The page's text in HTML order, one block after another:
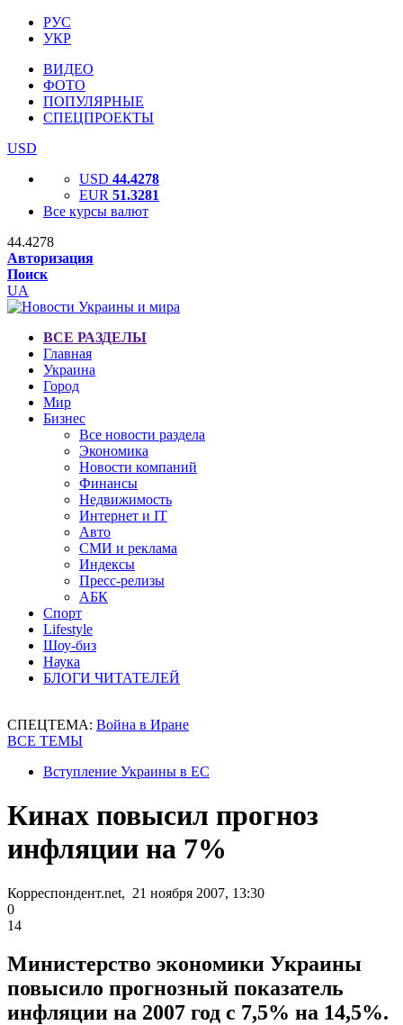
РУС
УКР
ВИДЕО
ФОТО
ПОПУЛЯРНЫЕ
СПЕЦПРОЕКТЫ
USD
USD 44.4278
EUR 51.3281
Все курсы валют
44.4278
Авторизация
Поиск
UA
ВСЕ РАЗДЕЛЫ
Главная
Украина
Город
Мир
Бизнес
Все новости раздела
Экономика
Новости компаний
Финансы
Недвижимость
Интернет и IT
Авто
СМИ и реклама
Индексы
Пресс-релизы
АБК
Спорт
Lifestyle
Шоу-биз
Наука
БЛОГИ ЧИТАТЕЛЕЙ
СПЕЦТЕМА: Война в Иране
ВСЕ ТЕМЫ
Вступление Украины в ЕС
Кинах повысил прогноз
инфляции на 7%
Корреспондент.net, 21 ноября 2007, 13:30
0
14
Министерство экономики Украины
повысило прогнозный показатель
инфляции на 2007 год с 7,5% на 14,5%.